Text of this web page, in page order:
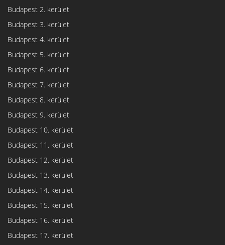
Budapest 2. kerület
Budapest 3. kerület
Budapest 4. kerület
Budapest 5. kerület
Budapest 6. kerület
Budapest 7. kerület
Budapest 8. kerület
Budapest 9. kerület
Budapest 10. kerület
Budapest 11. kerület
Budapest 12. kerület
Budapest 13. kerület
Budapest 14. kerület
Budapest 15. kerület
Budapest 16. kerület
Budapest 17. kerület